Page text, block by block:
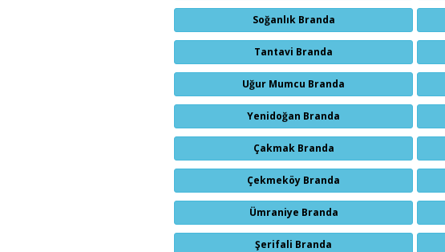
Soğanlık Branda
Tantavi Branda
Uğur Mumcu Branda
Yenidoğan Branda
Çakmak Branda
Çekmeköy Branda
Ümraniye Branda
Şerifali Branda